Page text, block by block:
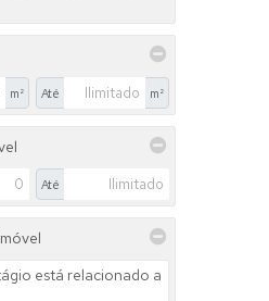
m² Até m²
Até
está relacionado a